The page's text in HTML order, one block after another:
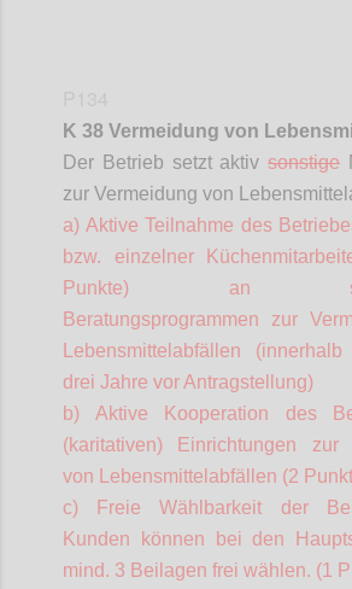
K 38 Vermeidung von
Der Betrieb setzt aktivsonstige
zur Vermeidung von
a) Aktive Teilnahme des
bzw. einzelner
Punkte) an
Beratungsprogrammen zur
Lebensmittelabfällen
drei Jahre vor Antragstellung)
b) Aktive Kooperation des
(karitativen) Einrichtungen zur
von Lebensmittelabfällen (2
c) Freie Wählbarkeit der
Kunden können bei den
mind. 3 Beilagen frei wählen. (1